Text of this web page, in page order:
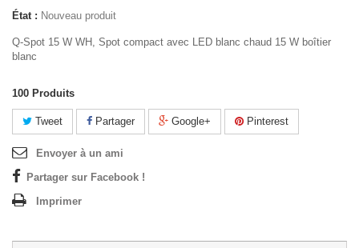
État : Nouveau produit
Q-Spot 15 W WH, Spot compact avec LED blanc chaud 15 W boîtier
blanc
100 Produits
Tweet Partager Google+ Pinterest
Envoyer à un ami
Partager sur Facebook !
Imprimer